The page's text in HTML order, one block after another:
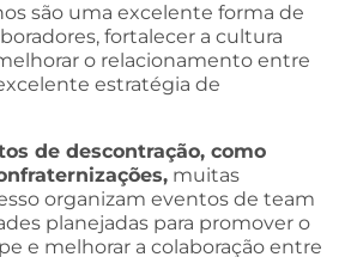
são uma excelente forma de
fortalecer a cultura
o relacionamento entre
estratégia de
de descontração, como
muitas
organizam eventos de team
planejadas para promover o
e melhorar a colaboração entre